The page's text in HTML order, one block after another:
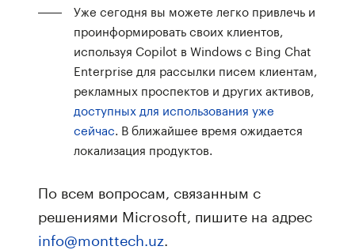
Уже сегодня вы можете легко привлечь и
проинформировать своих клиентов,
используя Copilot в Windows с Bing Chat
Enterprise для рассылки писем клиентам,
рекламных проспектов и других активов,
доступных для использования уже
сейчас. В ближайшее время ожидается
локализация продуктов.
По всем вопросам, связанным с
решениями Microsoft, пишите на адрес
info@monttech.uz